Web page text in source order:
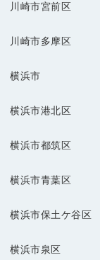
川崎市宮前区
川崎市多摩区
横浜市
横浜市港北区
横浜市都筑区
横浜市青葉区
横浜市保土ケ谷区
横浜市泉区